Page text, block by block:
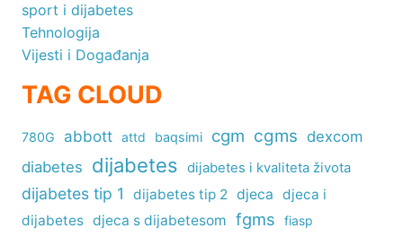
sport i dijabetes
Tehnologija
Vijesti i Događanja
TAG CLOUD
780G abbott attd baqsimi cgm cgms dexcom
diabetes dijabetes dijabetes i kvaliteta života
dijabetes tip 1 dijabetes tip 2 djeca djeca i
dijabetes djeca s dijabetesom fgms fiasp